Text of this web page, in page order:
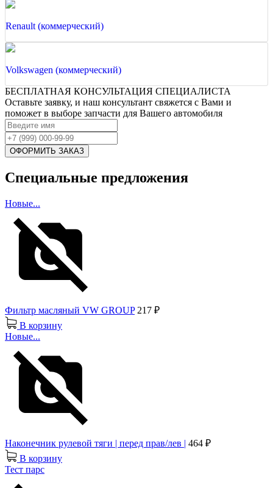
Renault (коммерческий)
Volkswagen (коммерческий)
БЕСПЛАТНАЯ КОНСУЛЬТАЦИЯ СПЕЦИАЛИСТА
Оставьте заявку, и наш консультант свяжется с Вами и
поможет в выборе запчасти для Вашего автомобиля
Специальные предложения
Новые...
Фильтр масляный VW GROUP 217 ₽
В корзину
Новые...
Наконечник рулевой тяги | перед прав/лев | 464 ₽
В корзину
Тест парс